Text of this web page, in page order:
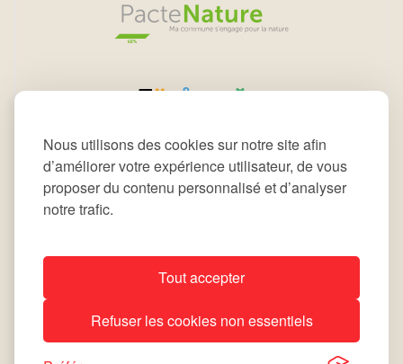
Nous utilisons des cookies sur notre site afin
d’améliorer votre expérience utilisateur, de vous
proposer du contenu personnalisé et d’analyser
notre trafic.
Tout accepter
Refuser les cookies non essentiels
All rights reserved © 2026 Commune de Leudelange